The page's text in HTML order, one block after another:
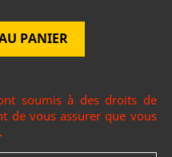
PANIER
soumis à des droits de
de vous assurer que vous